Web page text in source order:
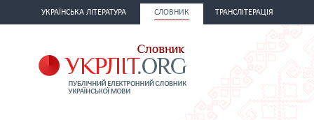
УКРАЇНСЬКА ЛІТЕРАТУРА СЛОВНИК ТРАНСЛІТЕРАЦІЯ